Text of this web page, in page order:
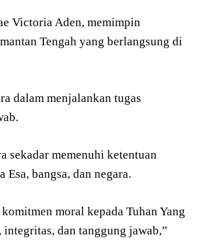
Victoria Aden, memimpin
Tengah yang berlangsung di
dalam menjalankan tugas
sekadar memenuhi ketentuan
bangsa, dan negara.
moral kepada Tuhan Yang
dan tanggung jawab,”